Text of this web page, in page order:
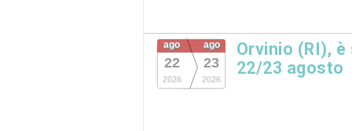
ago
22
2026
ago
23
2026
Orvinio (RI),
22/23 agosto